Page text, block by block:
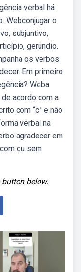
verbal há
Webconjugar o
subjuntivo,
gerúndio.
os verbos
Em primeiro
Weba
acordo com a
com “c” e não
verbal na
agradecer em
ou sem
below.